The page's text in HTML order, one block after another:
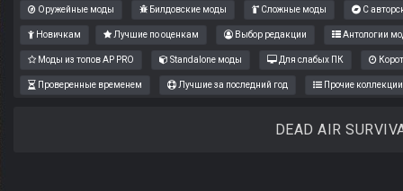
Оружейные моды Билдовские моды Сложные моды С
Новичкам Лучшие по оценкам Выбор редакции Антологии
Моды из топов AP PRO Standalone моды Для слабых ПК
Проверенные временем Лучшие за последний год Прочие коллекции
DEAD AIR